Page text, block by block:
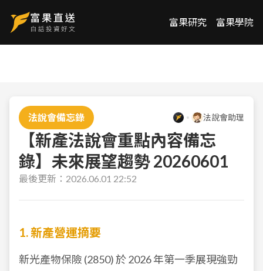
富果研究 富果學院
法說會備忘錄 法說會助理
【新產法說會重點內容備忘
錄】未來展望趨勢 20260601
最後更新： 2026.06.01 22:52
1. 新產營運摘要
新光產物保險 (2850) 於 2026 年第一季展現強勁